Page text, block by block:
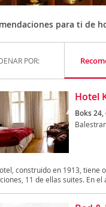
para ti de
POR:
Hotel
Boks
construido en 1913, tiene
11 de ellas suites. En el